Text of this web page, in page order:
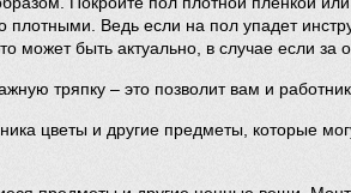
Ведь если на пол упадет
может быть актуально, в случае если за
тряпку – это позволит вам и
цветы и другие предметы, которые